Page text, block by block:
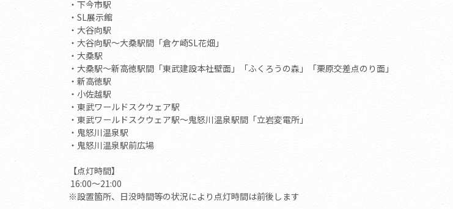
・下今市駅
・SL展示館
・大谷向駅
・大谷向駅～大桑駅間「倉ケ崎SL花畑」
・大桑駅
・大桑駅～新高徳駅間「東武建設本社壁面」「ふくろうの森」「栗原交差点のり面」
・新高徳駅
・小佐越駅
・東武ワールドスクウェア駅
・東武ワールドスクウェア駅～鬼怒川温泉駅間「立岩変電所」
・鬼怒川温泉駅
・鬼怒川温泉駅前広場
【点灯時間】
16:00～21:00
※設置箇所、日没時間等の状況により点灯時間は前後します